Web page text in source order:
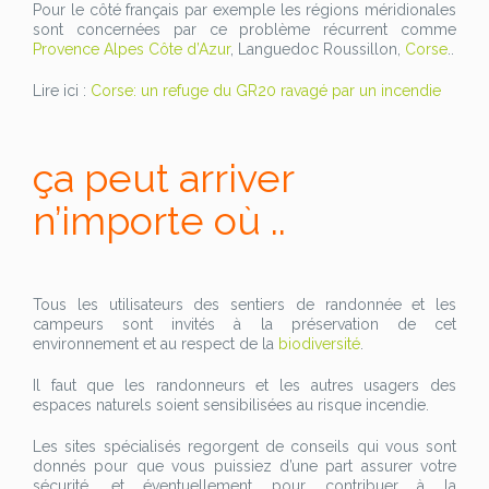
Pour le côté français par exemple les régions méridionales
sont concernées par ce problème récurrent comme
Provence Alpes Côte d’Azur, Languedoc Roussillon, Corse
Lire ici : Corse: un refuge du GR20 ravagé par un incendie
ça peut arriver
n’importe où ..
Tous les utilisateurs des sentiers de randonnée et les
campeurs sont invités à la préservation de cet
environnement et au respect de la biodiversité
Il faut que les randonneurs et les autres usagers des
espaces naturels soient sensibilisées au risque incendie.
Les sites spécialisés regorgent de conseils qui vous sont
donnés pour que vous puissiez d’une part assurer votre